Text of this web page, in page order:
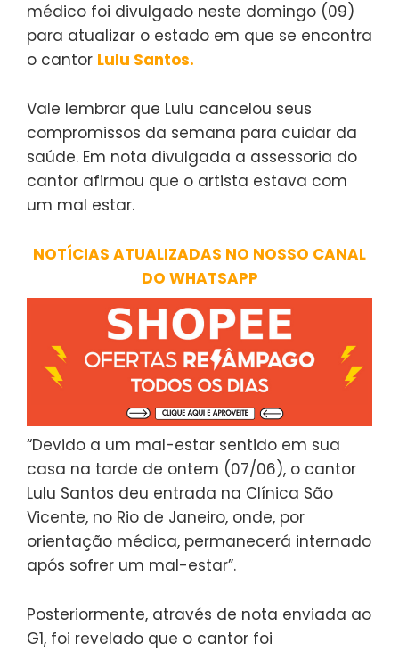
médico foi divulgado neste domingo (09)
para atualizar o estado em que se encontra
o cantor Lulu Santos.
Vale lembrar que Lulu cancelou seus
compromissos da semana para cuidar da
saúde. Em nota divulgada a assessoria do
cantor afirmou que o artista estava com
um mal estar.
NOTÍCIAS ATUALIZADAS NO NOSSO CANAL
DO WHATSAPP
“Devido a um mal-estar sentido em sua
casa na tarde de ontem (07/06), o cantor
Lulu Santos deu entrada na Clínica São
Vicente, no Rio de Janeiro, onde, por
orientação médica, permanecerá internado
após sofrer um mal-estar”.
Posteriormente, através de nota enviada ao
G1, foi revelado que o cantor foi